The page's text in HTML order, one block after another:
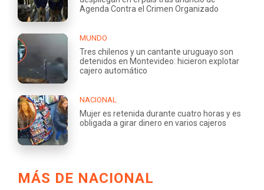
Agenda Contra el Crimen Organizado
MUNDO
Tres chilenos y un cantante uruguayo son
detenidos en Montevideo: hicieron explotar
cajero automático
NACIONAL
Mujer es retenida durante cuatro horas y es
obligada a girar dinero en varios cajeros
MÁS DE NACIONAL